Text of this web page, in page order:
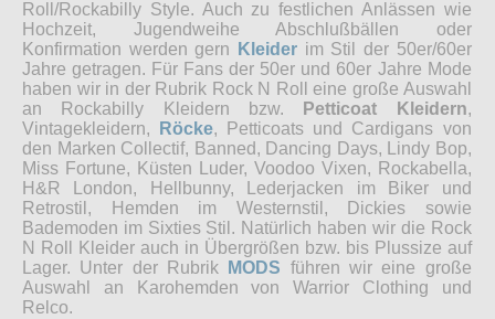
Roll/Rockabilly Style. Auch zu festlichen Anlässen wie
Hochzeit, Jugendweihe Abschlußbällen oder
Konfirmation werden gern
Kleiderim Stil der 50er/60er
Jahre getragen. Für Fans der 50er und 60er Jahre Mode
haben wir in der Rubrik Rock N Roll eine große Auswahl
an Rockabilly Kleidern bzw.
Petticoat Kleidern,
Vintagekleidern,
Röcke, Petticoats und Cardigans von
den Marken Collectif, Banned, Dancing Days, Lindy Bop,
Miss Fortune, Küsten Luder, Voodoo Vixen, Rockabella,
H&R London, Hellbunny, Lederjacken im Biker und
Retrostil, Hemden im Westernstil, Dickies sowie
Bademoden im Sixties Stil. Natürlich haben wir die Rock
N Roll Kleider auch in Übergrößen bzw. bis Plussize auf
Lager. Unter der Rubrik
MODS führen wir eine große
Auswahl an Karohemden von Warrior Clothing und
Relco.